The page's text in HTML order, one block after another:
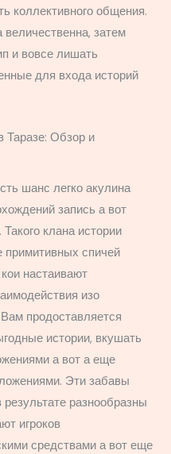
коллективного общения.
величественна, затем
и вовсе лишать
для входа историй
Таразе: Обзор и
шанс легко акулина
запись а вот
клана истории
примитивных спичей
настаивают
изо
продоставляется
истории, вкушать
а вот а еще
Эти забавы
разнообразны
игроков
средствами а вот еще